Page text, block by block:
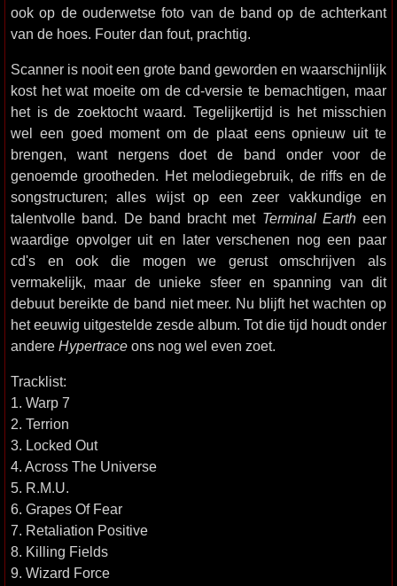
ook op de ouderwetse foto van de band op de achterkant
van de hoes. Fouter dan fout, prachtig.
Scanner is nooit een grote band geworden en waarschijnlijk
kost het wat moeite om de cd-versie te bemachtigen, maar
het is de zoektocht waard. Tegelijkertijd is het misschien
wel een goed moment om de plaat eens opnieuw uit te
brengen, want nergens doet de band onder voor de
genoemde grootheden. Het melodiegebruik, de riffs en de
songstructuren; alles wijst op een zeer vakkundige en
talentvolle band. De band bracht met Terminal Eartheen
waardige opvolger uit en later verschenen nog een paar
cd's en ook die mogen we gerust omschrijven als
vermakelijk, maar de unieke sfeer en spanning van dit
debuut bereikte de band niet meer. Nu blijft het wachten op
het eeuwig uitgestelde zesde album. Tot die tijd houdt onder
andere Hypertrace ons nog wel even zoet.
Tracklist:
1. Warp 7
2. Terrion
3. Locked Out
4. Across The Universe
5. R.M.U.
6. Grapes Of Fear
7. Retaliation Positive
8. Killing Fields
9. Wizard Force